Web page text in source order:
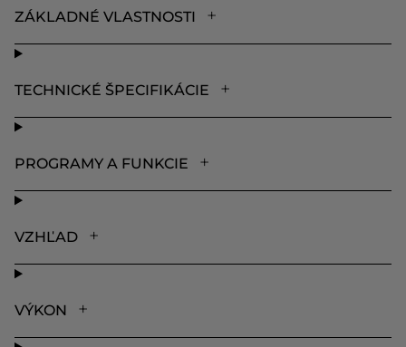
ZÁKLADNÉ VLASTNOSTI
TECHNICKÉ ŠPECIFIKÁCIE
PROGRAMY A FUNKCIE
VZHĽAD
VÝKON